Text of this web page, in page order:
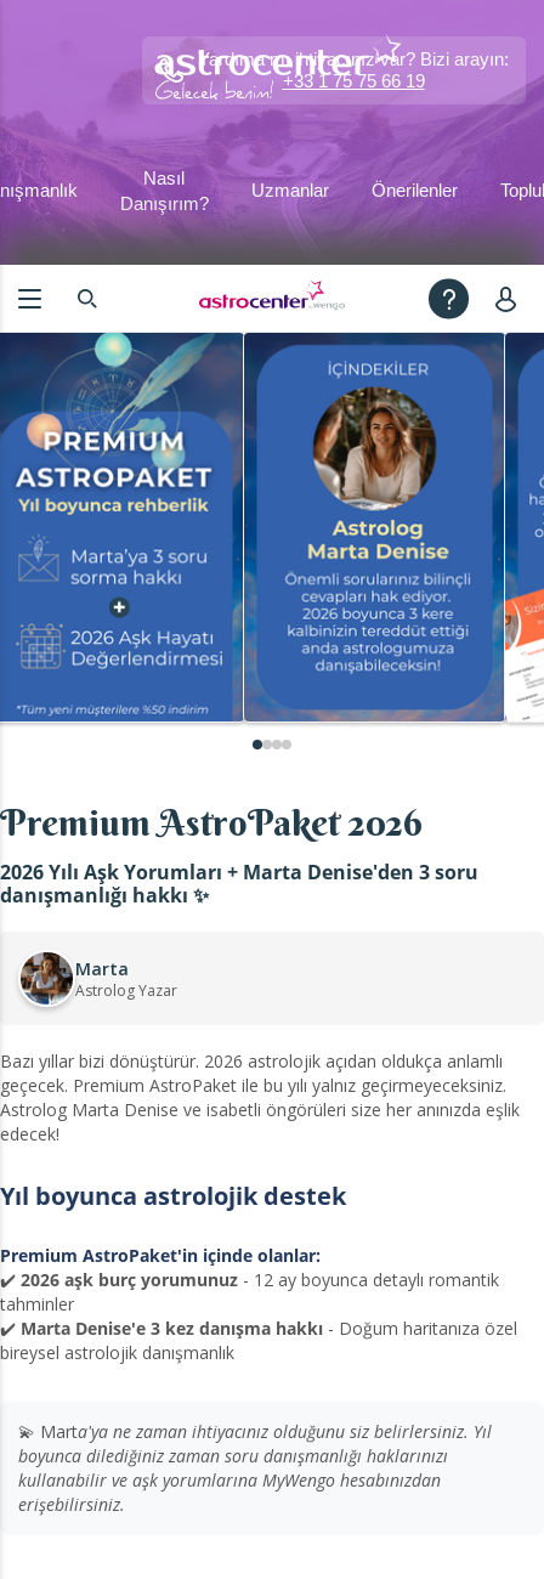
Yardıma mı ihtiyacınız var? Bizi arayın:
+33 1 75 75 66 19
Nasıl
Danışırım?
Uzmanlar Önerilenler
Premium AstroPaket 2026
2026 Yılı Aşk Yorumları + Marta Denise'den 3 soru
danışmanlığı hakkı ✨
Marta
Astrolog Yazar
Bazı yıllar bizi dönüştürür. 2026 astrolojik açıdan oldukça anlamlı
geçecek. Premium AstroPaket ile bu yılı yalnız geçirmeyeceksiniz.
Astrolog Marta Denise ve isabetli öngörüleri size her anınızda eşlik
edecek!
Yıl boyunca astrolojik destek
Premium AstroPaket'in içinde olanlar:
✔️ 2026 aşk burç yorumunuz - 12 ay boyunca detaylı romantik
tahminler
✔️ Marta Denise'e 3 kez danışma hakkı - Doğum haritanıza özel
bireysel astrolojik danışmanlık
💫 Marta'ya ne zaman ihtiyacınız olduğunu siz belirlersiniz. Yıl
boyunca dilediğiniz zaman soru danışmanlığı haklarınızı
kullanabilir ve aşk yorumlarına MyWengo hesabınızdan
erişebilirsiniz.